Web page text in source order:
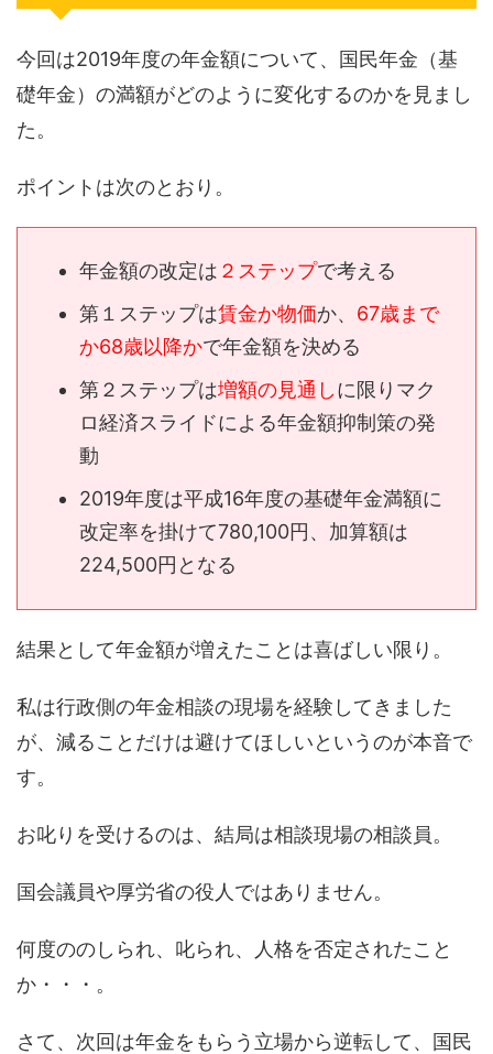
今回は2019年度の年金額について、国民年金（基
礎年金）の満額がどのように変化するのかを見まし
た。
ポイントは次のとおり。
年金額の改定は ２ステップで考える
第１ステップは賃金か物価か、 67歳まで
か68歳以降かで年金額を決める
第２ステップは増額の見通しに限りマク
ロ経済スライドによる年金額抑制策の発
動
2019年度は平成16年度の基礎年金満額に
改定率を掛けて780,100円、加算額は
224,500円となる
結果として年金額が増えたことは喜ばしい限り。
私は行政側の年金相談の現場を経験してきました
が、減ることだけは避けてほしいというのが本音で
す。
お叱りを受けるのは、結局は相談現場の相談員。
国会議員や厚労省の役人ではありません。
何度ののしられ、叱られ、人格を否定されたこと
か・・・。
さて、次回は年金をもらう立場から逆転して、国民